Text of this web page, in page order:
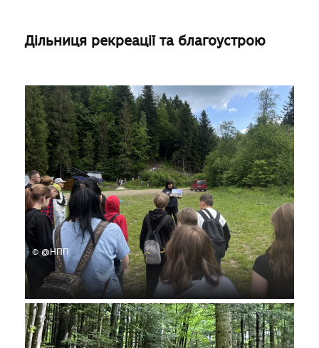
Дільниця рекреації та благоустрою
© @НПП